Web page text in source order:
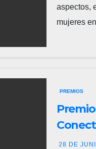
aspectos,
mujeres
PREMIOS
28 DE